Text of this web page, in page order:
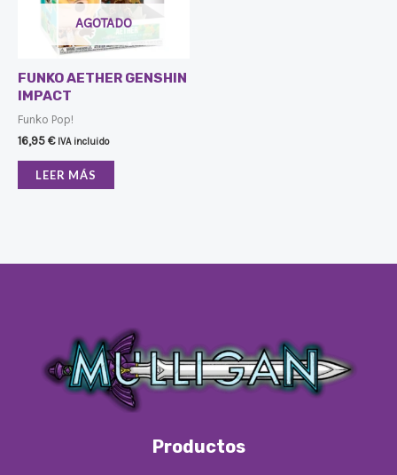
AGOTADO
FUNKO AETHER GENSHIN
IMPACT
Funko Pop!
16,95€ IVA incluido
LEER MÁS
Productos